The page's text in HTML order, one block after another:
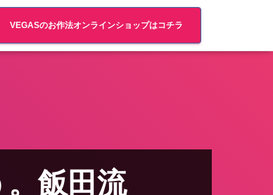
VEGASのお作法オンラインショップはコチラ
飯田流